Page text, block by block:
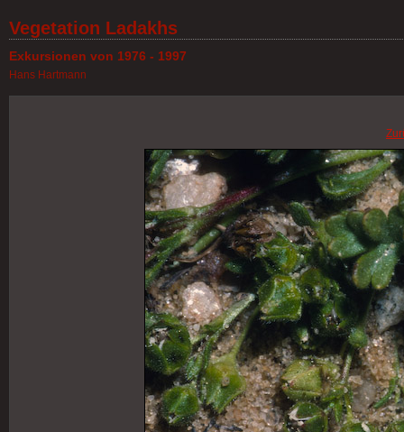
Vegetation Ladakhs
Exkursionen von 1976 - 1997
Hans Hartmann